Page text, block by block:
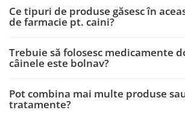
Ce tipuri de produse găsesc în
de farmacie pt. caini?
Trebuie să folosesc medicamente
câinele este bolnav?
Pot combina mai multe produse
tratamente?